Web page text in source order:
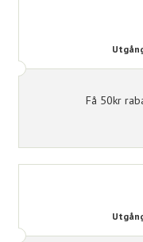
Få 50kr